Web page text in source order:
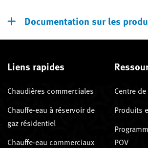
Documentation sur les
Liens rapides
Chaudières commerciales
Chauffe-eau à réservoir de
gaz résidentiel
Chauffe-eau commerciaux
Centre
Produits
POV